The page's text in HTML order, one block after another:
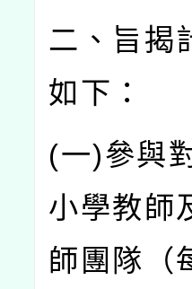
二、旨揭
如下：
(一)參與
小學教師
師團隊（